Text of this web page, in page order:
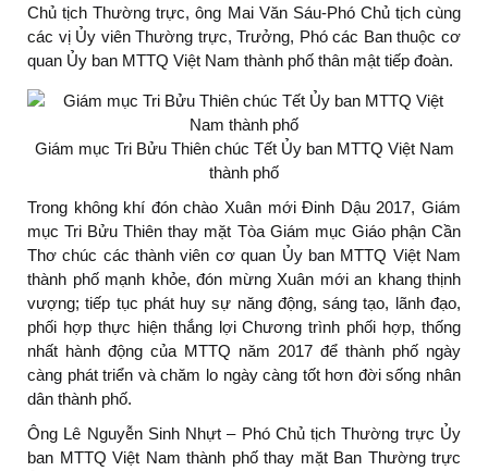
Chủ tịch Thường trực, ông Mai Văn Sáu-Phó Chủ tịch cùng
các vị Ủy viên Thường trực, Trưởng, Phó các Ban thuộc cơ
quan Ủy ban MTTQ Việt Nam thành phố thân mật tiếp đoàn.
Giám mục Tri Bửu Thiên chúc Tết Ủy ban MTTQ Việt Nam
thành phố
Trong không khí đón chào Xuân mới Đinh Dậu 2017, Giám
mục Tri Bửu Thiên thay mặt Tòa Giám mục Giáo phận Cần
Thơ chúc các thành viên cơ quan Ủy ban MTTQ Việt Nam
thành phố mạnh khỏe, đón mừng Xuân mới an khang thịnh
vượng; tiếp tục phát huy sự năng động, sáng tạo, lãnh đạo,
phối hợp thực hiện thắng lợi Chương trình phối hợp, thống
nhất hành động của MTTQ năm 2017 để thành phố ngày
càng phát triển và chăm lo ngày càng tốt hơn đời sống nhân
dân thành phố.
Ông Lê Nguyễn Sinh Nhựt – Phó Chủ tịch Thường trực Ủy
ban MTTQ Việt Nam thành phố thay mặt Ban Thường trực